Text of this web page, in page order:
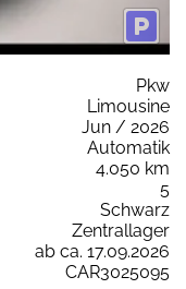
Pkw
Limousine
Jun / 2026
Automatik
4.050 km
5
Schwarz
Zentrallager
ab ca. 17.09.2026
CAR3025095